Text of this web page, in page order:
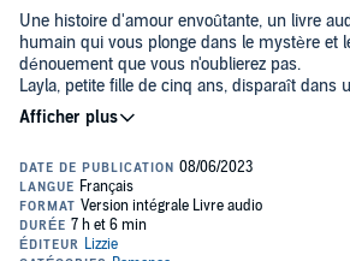
Une histoire d'amour envoûtante, un livre
humain qui vous plonge dans le mystère et
dénouement que vous n'oublierez pas.
Layla, petite fille de cinq ans, disparaît dans
de Los Angeles.
est retrouvée à l'endroit exact où l'on avait
vivante mais reste plongée dans un étrange
retrouvailles, succèdent alors les
pendant cette période ? Avec qui ? Et surtout
revenue ?
©2007 XO Éditions (P)2023 Lizzie, un